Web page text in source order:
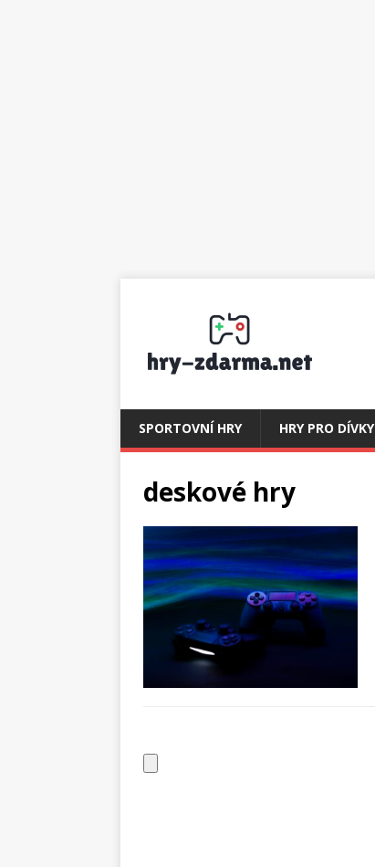
SPORTOVNÍ HRY HRY PRO DÍVKY
deskové hry